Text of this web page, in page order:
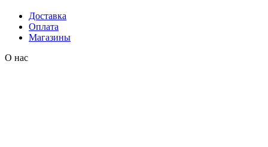
Доставка
Оплата
Магазины
О нас